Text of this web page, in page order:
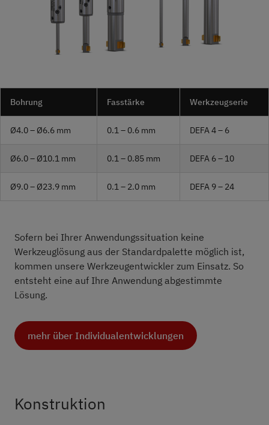
Bohrung Fasstärke Werkzeugserie
Ø4.0 – Ø6.6 mm 0.1 – 0.6 mm DEFA 4 – 6
Ø6.0 – Ø10.1 mm 0.1 – 0.85 mm DEFA 6 – 10
Ø9.0 – Ø23.9 mm 0.1 – 2.0 mm DEFA 9 – 24
Sofern bei Ihrer Anwendungssituation keine
Werkzeuglösung aus der Standardpalette möglich ist,
kommen unsere Werkzeugentwickler zum Einsatz. So
entsteht eine auf Ihre Anwendung abgestimmte
Lösung.
mehr über Individualentwicklungen
Konstruktion